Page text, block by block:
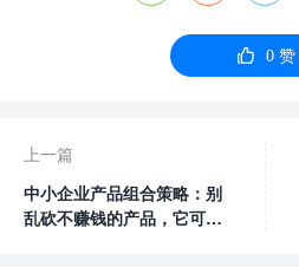
 0赞
上一篇
中小企业产品组合策略：别
乱砍不赚钱的产品，它可能